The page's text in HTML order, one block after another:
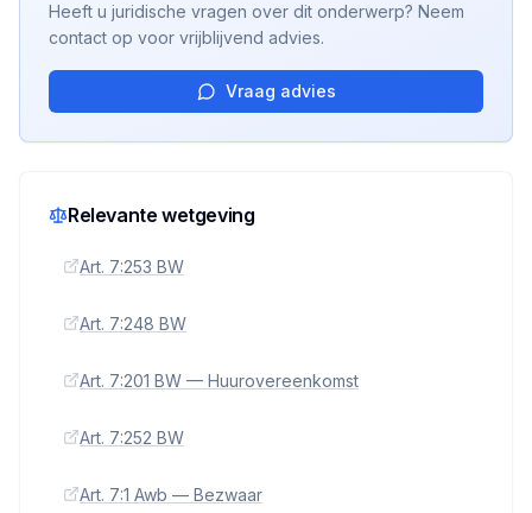
Heeft u juridische vragen over dit onderwerp? Neem
contact op voor vrijblijvend advies.
Vraag advies
Relevante wetgeving
Art. 7:253 BW
Art. 7:248 BW
Art. 7:201 BW — Huurovereenkomst
Art. 7:252 BW
Art. 7:1 Awb — Bezwaar